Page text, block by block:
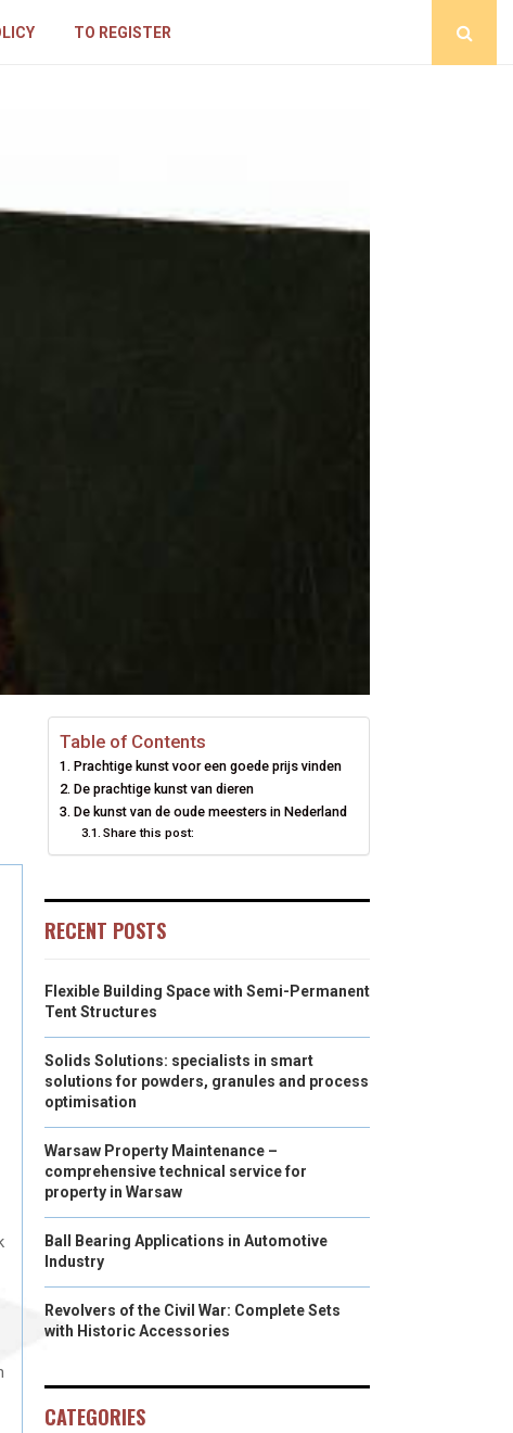
TO REGISTER
Table of Contents
Prachtige kunst voor een goede prijs vinden
De prachtige kunst van dieren
De kunst van de oude meesters in Nederland
Share this post:
RECENT POSTS
Flexible Building Space with Semi-Permanent
Tent Structures
Solids Solutions: specialists in smart
solutions for powders, granules and process
optimisation
Warsaw Property Maintenance –
comprehensive technical service for
property in Warsaw
Ball Bearing Applications in Automotive
Industry
Revolvers of the Civil War: Complete Sets
with Historic Accessories
CATEGORIES